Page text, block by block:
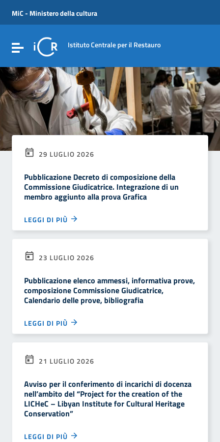
Vai al menu di navigazione
Vai al footer
MiC - Ministero della cultura
Attiva / disattiva la navigazione
Istituto Centrale per il Restauro
29 LUGLIO 2026
Pubblicazione Decreto di composizione della
Commissione Giudicatrice. Integrazione di un
membro aggiunto alla prova Grafica
LEGGI DI PIÙ
23 LUGLIO 2026
Pubblicazione elenco ammessi, informativa prove,
composizione Commissione Giudicatrice,
Calendario delle prove, bibliografia
LEGGI DI PIÙ
21 LUGLIO 2026
Avviso per il conferimento di incarichi di docenza
nell’ambito del “Project for the creation of the
LICHeC – Libyan Institute for Cultural Heritage
Conservation”
LEGGI DI PIÙ